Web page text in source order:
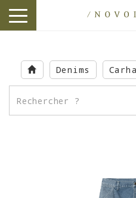
main
content
toggle
Denims